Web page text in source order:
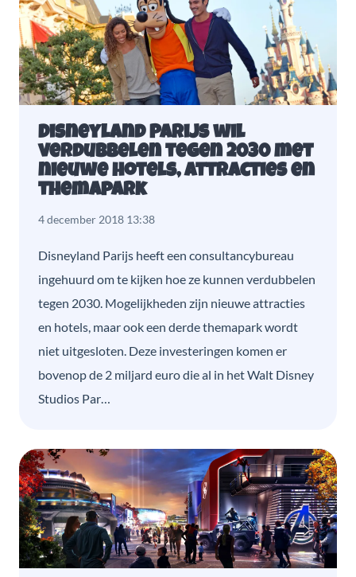
Disneyland Parijs wil
verdubbelen tegen 2030 met
nieuwe hotels, attracties en
themapark
4 december 2018 13:38
Disneyland Parijs heeft een consultancybureau
ingehuurd om te kijken hoe ze kunnen verdubbelen
tegen 2030. Mogelijkheden zijn nieuwe attracties
en hotels, maar ook een derde themapark wordt
niet uitgesloten. Deze investeringen komen er
bovenop de 2 miljard euro die al in het Walt Disney
Studios Par…